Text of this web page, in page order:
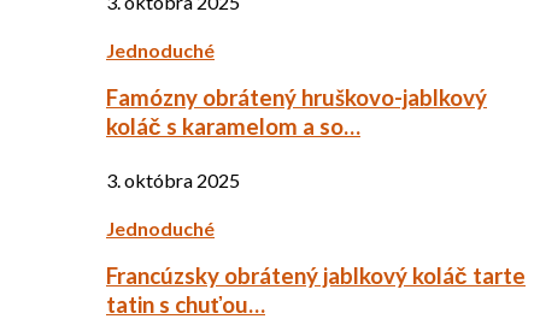
Jednoduché
Famózny obrátený hruškovo-jablkový
koláč s karamelom a so…
3. októbra 2025
Jednoduché
Francúzsky obrátený jablkový koláč tarte
tatin s chuťou…